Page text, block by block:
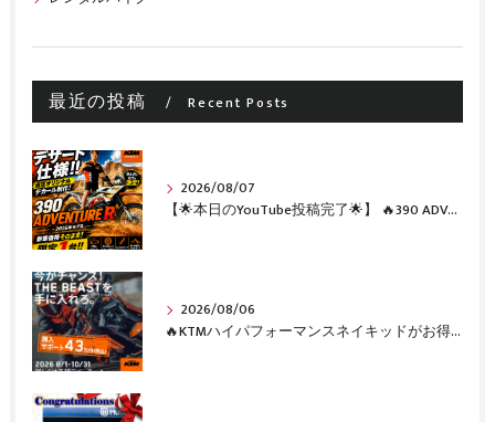
最近の投稿 Recent Posts
2026/08/07
【🌟本日のYouTube投稿完了🌟】 🔥390 ADVENTURE R × KTM山形 オリジナルデカール仕様誕生🔥
2026/08/06
🔥KTMハイパフォーマンスネイキッドがお得に手に入るチャンス🔥